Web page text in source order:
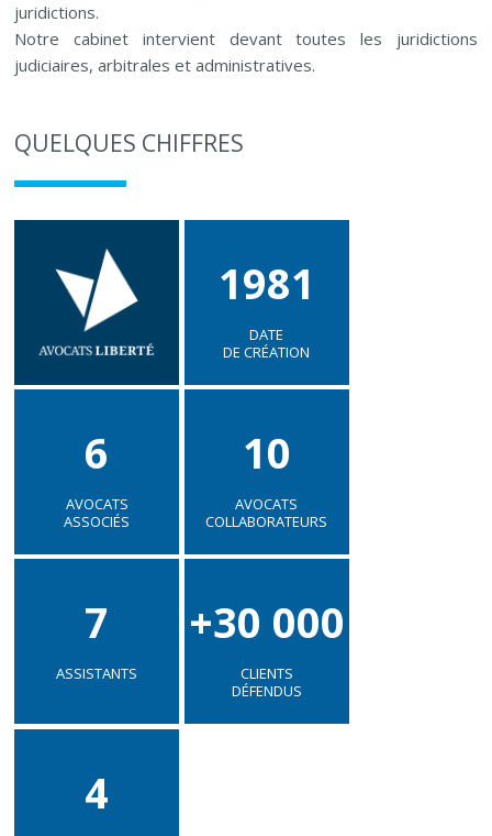
juridictions.
Notre cabinet intervient devant toutes les juridictions
judiciaires, arbitrales et administratives.
QUELQUES CHIFFRES
1981
DATE
DE CRÉATION
6
AVOCATS
ASSOCIÉS
10
AVOCATS
COLLABORATEURS
7
ASSISTANTS
+30 000
CLIENTS
DÉFENDUS
4